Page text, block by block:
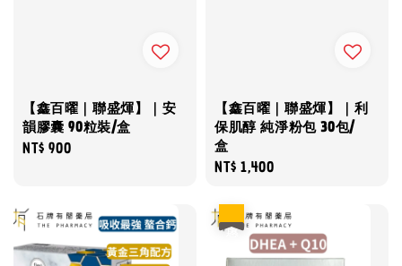
【鑫百曜｜聯盛煇】｜安
韻膠囊 90粒裝/盒
Regular
NT$ 900
【鑫百曜｜聯盛煇】｜利
保肌醇 純淨粉包 30包/
盒
Regular
NT$ 1,400